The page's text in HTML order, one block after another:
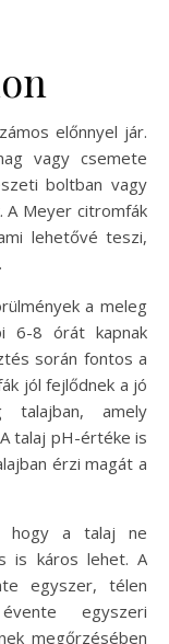
előnnyel jár.
vagy csemete
boltban vagy
A Meyer citromfák
lehetővé teszi,
a meleg
6-8 órát kapnak
során fontos a
jól fejlődnek a jó
talajban, amely
talaj pH-értéke is
érzi magát a
hogy a talaj ne
is káros lehet. A
egyszer, télen
egyszeri
megőrzésében